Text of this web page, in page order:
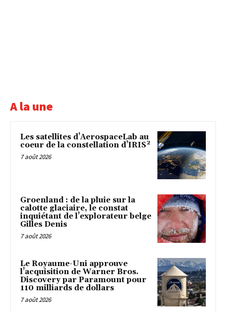
A la une
Les satellites d’AerospaceLab au
coeur de la constellation d’IRIS²
7 août 2026
Groenland : de la pluie sur la
calotte glaciaire, le constat
inquiétant de l’explorateur belge
Gilles Denis
7 août 2026
Le Royaume-Uni approuve
l’acquisition de Warner Bros.
Discovery par Paramount pour
110 milliards de dollars
7 août 2026